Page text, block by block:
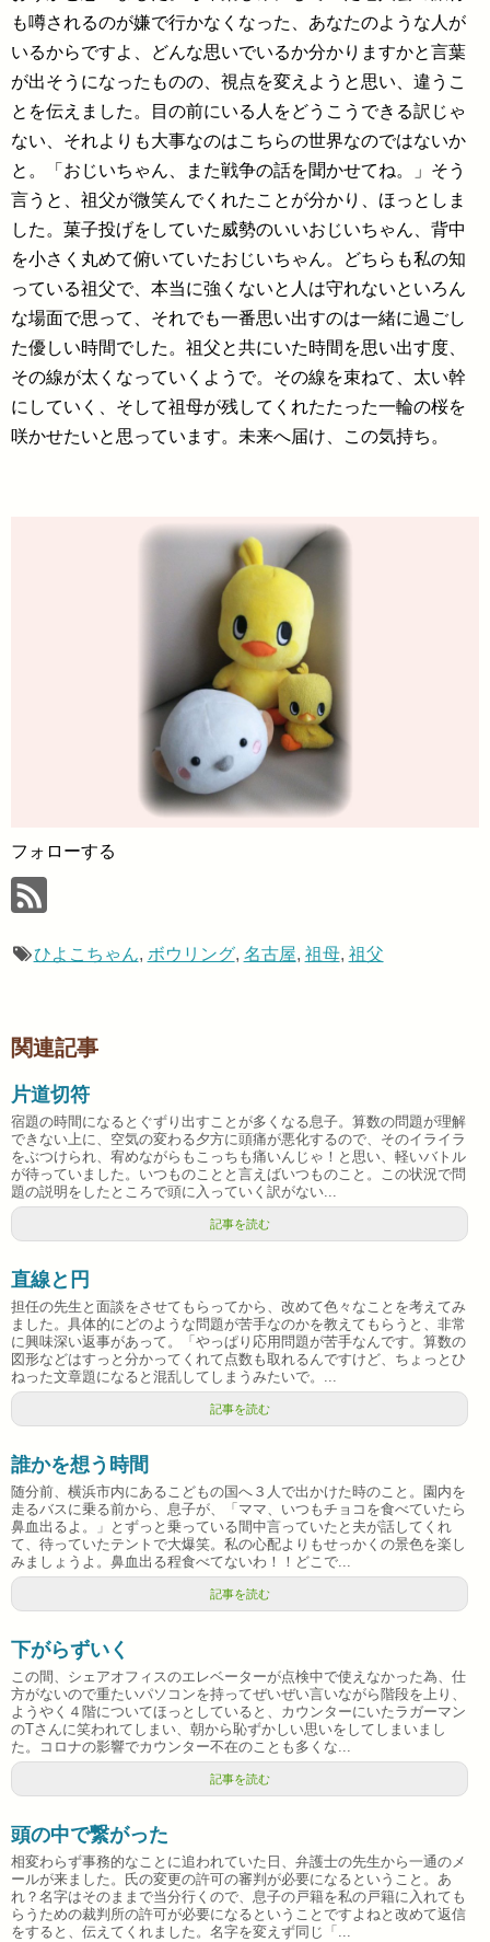
も噂されるのが嫌で行かなくなった、あなたのような人が
いるからですよ、どんな思いでいるか分かりますかと言葉
が出そうになったものの、視点を変えようと思い、違うこ
とを伝えました。目の前にいる人をどうこうできる訳じゃ
ない、それよりも大事なのはこちらの世界なのではないか
と。「おじいちゃん、また戦争の話を聞かせてね。」そう
言うと、祖父が微笑んでくれたことが分かり、ほっとしま
した。菓子投げをしていた威勢のいいおじいちゃん、背中
を小さく丸めて俯いていたおじいちゃん。どちらも私の知
っている祖父で、本当に強くないと人は守れないといろん
な場面で思って、それでも一番思い出すのは一緒に過ごし
た優しい時間でした。祖父と共にいた時間を思い出す度、
その線が太くなっていくようで。その線を束ねて、太い幹
にしていく、そして祖母が残してくれたたった一輪の桜を
咲かせたいと思っています。未来へ届け、この気持ち。
フォローする
ひよこちゃん, ボウリング, 名古屋, 祖母, 祖父
関連記事
片道切符
宿題の時間になるとぐずり出すことが多くなる息子。算数の問題が理解
できない上に、空気の変わる夕方に頭痛が悪化するので、そのイライラ
をぶつけられ、宥めながらもこっちも痛いんじゃ！と思い、軽いバトル
が待っていました。いつものことと言えばいつものこと。この状況で問
題の説明をしたところで頭に入っていく訳がない...
記事を読む
直線と円
担任の先生と面談をさせてもらってから、改めて色々なことを考えてみ
ました。具体的にどのような問題が苦手なのかを教えてもらうと、非常
に興味深い返事があって。「やっぱり応用問題が苦手なんです。算数の
図形などはすっと分かってくれて点数も取れるんですけど、ちょっとひ
ねった文章題になると混乱してしまうみたいで。...
記事を読む
誰かを想う時間
随分前、横浜市内にあるこどもの国へ３人で出かけた時のこと。園内を
走るバスに乗る前から、息子が、「ママ、いつもチョコを食べていたら
鼻血出るよ。」とずっと乗っている間中言っていたと夫が話してくれ
て、待っていたテントで大爆笑。私の心配よりもせっかくの景色を楽し
みましょうよ。鼻血出る程食べてないわ！！どこで...
記事を読む
下がらずいく
この間、シェアオフィスのエレベーターが点検中で使えなかった為、仕
方がないので重たいパソコンを持ってぜいぜい言いながら階段を上り、
ようやく４階についてほっとしていると、カウンターにいたラガーマン
のTさんに笑われてしまい、朝から恥ずかしい思いをしてしまいまし
た。コロナの影響でカウンター不在のことも多くな...
記事を読む
頭の中で繋がった
相変わらず事務的なことに追われていた日、弁護士の先生から一通のメ
ールが来ました。氏の変更の許可の審判が必要になるということ。あ
れ？名字はそのままで当分行くので、息子の戸籍を私の戸籍に入れても
らうための裁判所の許可が必要になるということですよねと改めて返信
をすると、伝えてくれました。名字を変えず同じ「...